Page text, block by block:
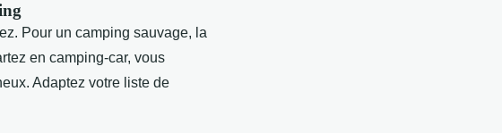
Pour un camping sauvage, la
en camping-car, vous
Adaptez votre liste de